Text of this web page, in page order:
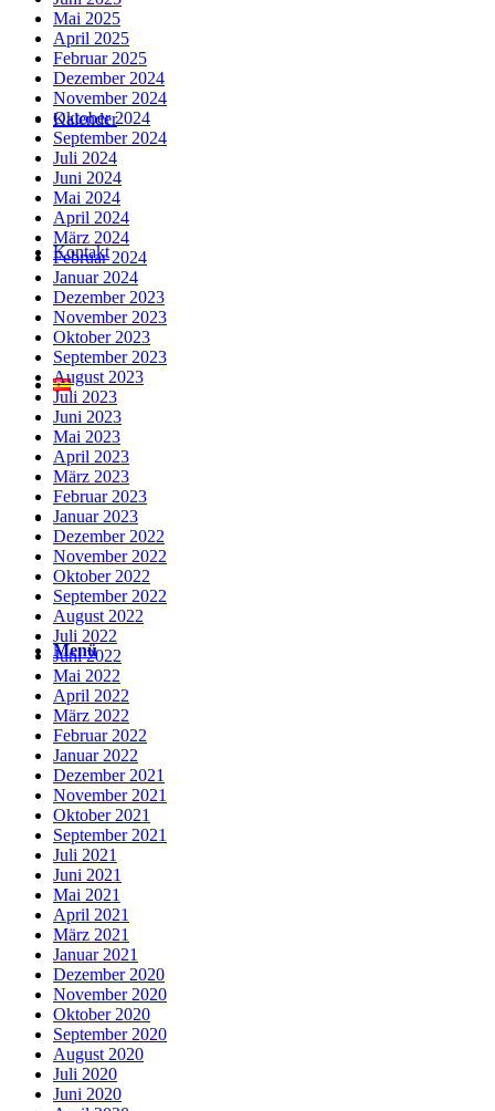
Kalender
Kontakt
Suche
MenüMenü
Mai 2025
April 2025
Februar 2025
Dezember 2024
November 2024
Oktober 2024
September 2024
Juli 2024
Juni 2024
Mai 2024
April 2024
März 2024
Februar 2024
Januar 2024
Dezember 2023
November 2023
Oktober 2023
September 2023
August 2023
Juli 2023
Juni 2023
Mai 2023
April 2023
März 2023
Februar 2023
Januar 2023
Dezember 2022
November 2022
Oktober 2022
September 2022
August 2022
Juli 2022
Juni 2022
Mai 2022
April 2022
März 2022
Februar 2022
Januar 2022
Dezember 2021
November 2021
Oktober 2021
September 2021
Juli 2021
Juni 2021
Mai 2021
April 2021
März 2021
Januar 2021
Dezember 2020
November 2020
Oktober 2020
September 2020
August 2020
Juli 2020
Juni 2020